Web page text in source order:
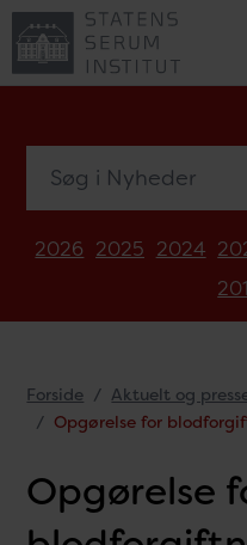
2026 2025 2024
Forside Aktuelt og
Opgørelse for
Opgørelse